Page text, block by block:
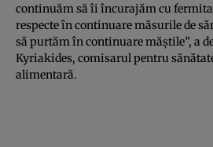
continuăm să îi încurajăm cu
respecte în continuare măsurile de
să purtăm în continuare măștile”, a
Kyriakides, comisarul pentru
alimentară.